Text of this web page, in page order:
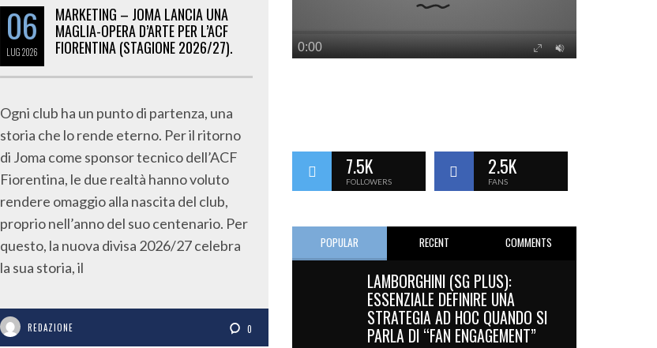
06
LUG2026
MARKETING – JOMA LANCIA UNA
MAGLIA-OPERA D’ARTE PER L’ACF
FIORENTINA (STAGIONE 2026/27).
Ogni club ha un punto di partenza, una
storia che lo rende eterno. Per il ritorno
di Joma come sponsor tecnico dell’ACF
Fiorentina, le due realtà hanno voluto
rendere omaggio alla nascita del club,
proprio nell’anno del suo centenario. Per
questo, la nuova divisa 2026/27 celebra
la sua storia, il
REDAZIONE 0
7.5K
FOLLOWERS
2.5K
FANS
POPULAR RECENT COMMENTS
LAMBORGHINI (SG PLUS):
ESSENZIALE DEFINIRE UNA
STRATEGIA AD HOC QUANDO SI
PARLA DI “FAN ENGAGEMENT”